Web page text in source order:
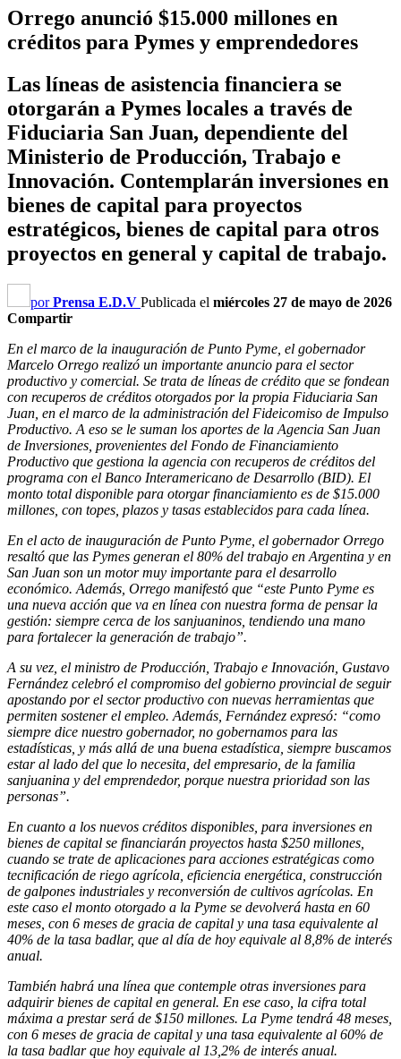
Orrego anunció $15.000 millones en
créditos para Pymes y emprendedores
Las líneas de asistencia financiera se
otorgarán a Pymes locales a través de
Fiduciaria San Juan, dependiente del
Ministerio de Producción, Trabajo e
Innovación. Contemplarán inversiones en
bienes de capital para proyectos
estratégicos, bienes de capital para otros
proyectos en general y capital de trabajo.
porPrensa E.D.V Publicada el miércoles 27 de mayo de 2026
Compartir
En el marco de la inauguración de Punto Pyme, el gobernador
Marcelo Orrego realizó un importante anuncio para el sector
productivo y comercial. Se trata de líneas de crédito que se fondean
con recuperos de créditos otorgados por la propia Fiduciaria San
Juan, en el marco de la administración del Fideicomiso de Impulso
Productivo. A eso se le suman los aportes de la Agencia San Juan
de Inversiones, provenientes del Fondo de Financiamiento
Productivo que gestiona la agencia con recuperos de créditos del
programa con el Banco Interamericano de Desarrollo (BID). El
monto total disponible para otorgar financiamiento es de $15.000
millones, con topes, plazos y tasas establecidos para cada línea.
En el acto de inauguración de Punto Pyme, el gobernador Orrego
resaltó que las Pymes generan el 80% del trabajo en Argentina y en
San Juan son un motor muy importante para el desarrollo
económico. Además, Orrego manifestó que “este Punto Pyme es
una nueva acción que va en línea con nuestra forma de pensar la
gestión: siempre cerca de los sanjuaninos, tendiendo una mano
para fortalecer la generación de trabajo”.
A su vez, el ministro de Producción, Trabajo e Innovación, Gustavo
Fernández celebró el compromiso del gobierno provincial de seguir
apostando por el sector productivo con nuevas herramientas que
permiten sostener el empleo. Además, Fernández expresó: “como
siempre dice nuestro gobernador, no gobernamos para las
estadísticas, y más allá de una buena estadística, siempre buscamos
estar al lado del que lo necesita, del empresario, de la familia
sanjuanina y del emprendedor, porque nuestra prioridad son las
personas”.
En cuanto a los nuevos créditos disponibles, para inversiones en
bienes de capital se financiarán proyectos hasta $250 millones,
cuando se trate de aplicaciones para acciones estratégicas como
tecnificación de riego agrícola, eficiencia energética, construcción
de galpones industriales y reconversión de cultivos agrícolas. En
este caso el monto otorgado a la Pyme se devolverá hasta en 60
meses, con 6 meses de gracia de capital y una tasa equivalente al
40% de la tasa badlar, que al día de hoy equivale al 8,8% de interés
anual.
También habrá una línea que contemple otras inversiones para
adquirir bienes de capital en general. En ese caso, la cifra total
máxima a prestar será de $150 millones. La Pyme tendrá 48 meses,
con 6 meses de gracia de capital y una tasa equivalente al 60% de
la tasa badlar que hoy equivale al 13,2% de interés anual.